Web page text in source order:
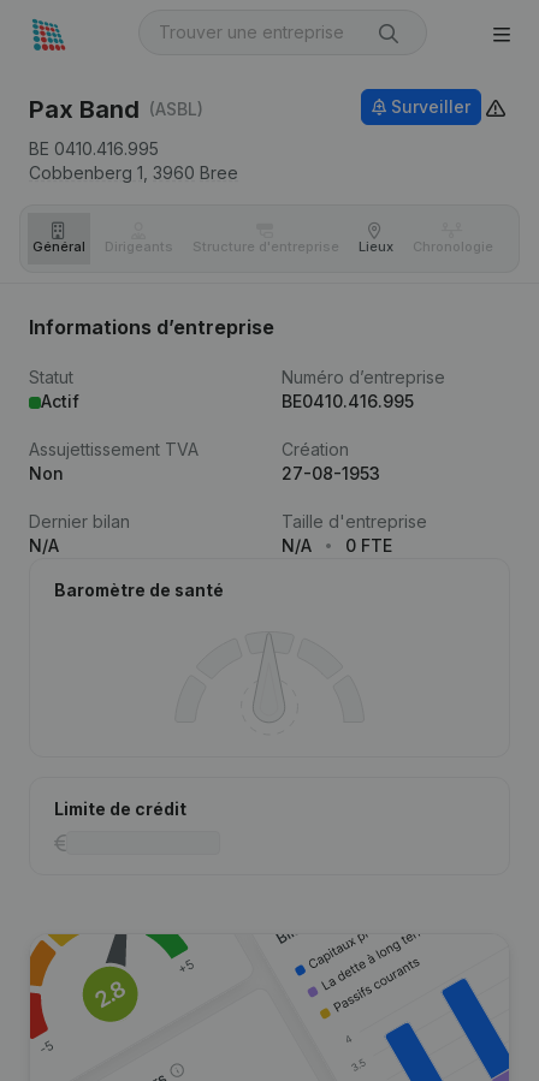
Pax Band (ASBL)
BE 0410.416.995
Cobbenberg 1, 3960 Bree
Surveiller
Général Dirigeants Structure d'entreprise Lieux Chronologie
Informations d’entreprise
Statut
Actif
Numéro d’entreprise
BE0410.416.995
Assujettissement TVA
Non
Création
27-08-1953
Dernier bilan
N/A
Taille d'entreprise
N/A
0 FTE
Baromètre de santé
Limite de crédit